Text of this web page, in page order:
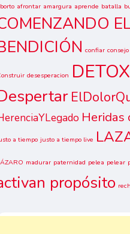
afrontar amargura aprende batalla
confiar consejo
desesperacion
Heridas
a tiempo justo a tiempo live
madurar paternidad pelea pelear
propósito